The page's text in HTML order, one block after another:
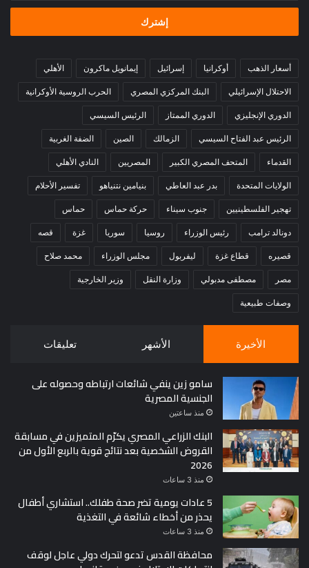
الإلكتروني
أسعار الذهب أوكرانيا إسرائيل إيمانويل ماكرون الأهلي
الاحتلال الإسرائيلي البنك المركزي المصري الحرب الروسية الأوكرانية
الدوري الإنجليزي الدوري الممتاز الرئيس السيسي
الرئيس عبد الفتاح السيسي الزمالك الصين الضفة الغربية
القدماء المتحف المصري الكبير المصريين النادي الأهلي
الولايات المتحدة بدر عبد العاطي بنيامين نتنياهو تفسير الأحلام
تهجير الفلسطينيين جنوب سيناء حركة حماس حماس
دونالد ترامب رئيس الوزراء روسيا سوريا غزة قصه
قصيره قطاع غزة ليفربول مجلس الوزراء محمد صلاح
مصر مصطفى مدبولي وزارة النقل وزير الخارجية
وصفات طبيعية
الأخيرة الأشهر تعليقات
سامو زين ينفي شائعات ارتباطه وحصوله على
الجنسية المصرية
منذ ساعتين
البنك الزراعي المصري يكرّم المتميزين في مسابقة
القروض الشخصية بعد نتائج قوية بالربع الأول من
2026
منذ 3 ساعات
5 عادات يومية تضر صحة طفلك.. استشاري أطفال
يحذر من أخطاء شائعة في التغذية
منذ 3 ساعات
محافظة القدس تدعو لتحرك دولي عاجل لوقف